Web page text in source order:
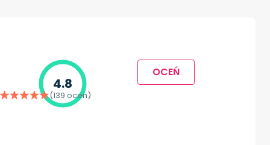
4.8
(139 ocen)
OCEŃ